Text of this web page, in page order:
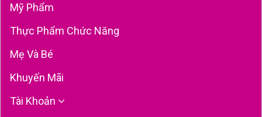
Mỹ Phẩm
Thực Phẩm Chức Năng
Mẹ Và Bé
Khuyến Mãi
Tài Khoản